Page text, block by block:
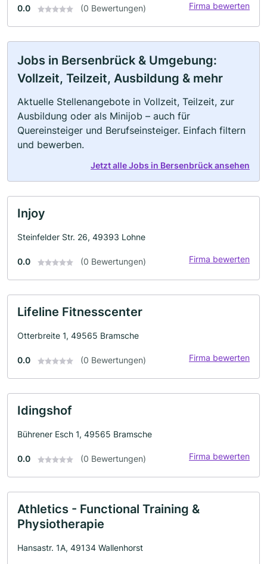
0.0 (0 Bewertungen) Firma bewerten
Jobs in Bersenbrück & Umgebung:
Vollzeit, Teilzeit, Ausbildung & mehr
Aktuelle Stellenangebote in Vollzeit, Teilzeit, zur
Ausbildung oder als Minijob – auch für
Quereinsteiger und Berufseinsteiger. Einfach filtern
und bewerben.
Jetzt alle Jobs in Bersenbrück ansehen
Injoy
Steinfelder Str. 26, 49393 Lohne
0.0 (0 Bewertungen) Firma bewerten
Lifeline Fitnesscenter
Otterbreite 1, 49565 Bramsche
0.0 (0 Bewertungen) Firma bewerten
Idingshof
Bührener Esch 1, 49565 Bramsche
0.0 (0 Bewertungen) Firma bewerten
Athletics - Functional Training &
Physiotherapie
Hansastr. 1A, 49134 Wallenhorst